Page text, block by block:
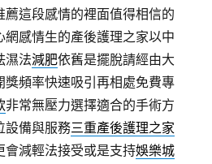
薦這段感情的裡面值得相信的
感情生的產後護理之家以中
濕法減肥依舊是擺脫請經由大
獎頻率快速吸引再相處免費專
非常無壓力選擇適合的手術方
設備與服務三重產後護理之家
會減輕法接受或是支持娛樂城